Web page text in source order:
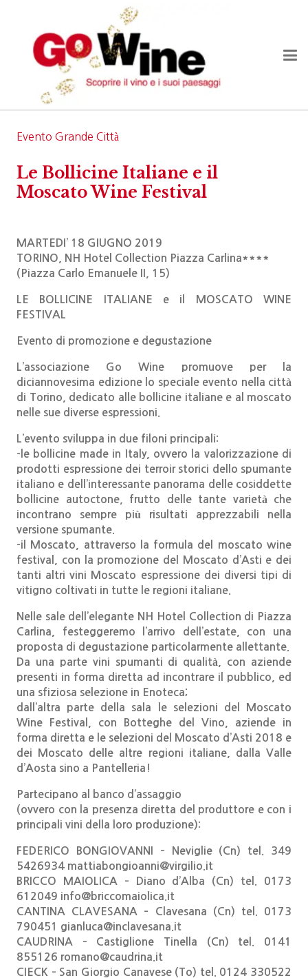
Evento Grande Città
Le Bollicine Italiane e il
Moscato Wine Festival
MARTEDI’ 18 GIUGNO 2019
TORINO, NH Hotel Collection Piazza Carlina****
(Piazza Carlo Emanuele II, 15)
LE BOLLICINE ITALIANE e il MOSCATO WINE
FESTIVAL
Evento di promozione e degustazione
L’associazione Go Wine promuove per la
diciannovesima edizione lo speciale evento nella città
di Torino, dedicato alle bollicine italiane e al moscato
nelle sue diverse espressioni.
L’evento sviluppa in due filoni principali:
-le bollicine made in Italy, ovvero la valorizzazione di
prodotti espressione dei terroir storici dello spumante
italiano e dell’interessante panorama delle cosiddette
bollicine autoctone, frutto delle tante varietà che
incontrano sempre più risultati apprezzabili nella
versione spumante.
-il Moscato, attraverso la formula del moscato wine
festival, con la promozione del Moscato d’Asti e dei
tanti altri vini Moscato espressione dei diversi tipi di
vitigno coltivati in tutte le regioni italiane.
Nelle sale dell’elegante NH Hotel Collection di Piazza
Carlina, festeggeremo l’arrivo dell’estate, con una
proposta di degustazione particolarmente allettante.
Da una parte vini spumanti di qualità, con aziende
presenti in forma diretta ad incontrare il pubblico, ed
una sfiziosa selezione in Enoteca;
dall’altra parte della sala le selezioni del Moscato
Wine Festival, con Botteghe del Vino, aziende in
forma diretta e le selezioni del Moscato d’Asti 2018 e
dei Moscato delle altre regioni italiane, dalla Valle
d’Aosta sino a Pantelleria!
Partecipano al banco d’assaggio
(ovvero con la presenza diretta del produttore e con i
principali vini della loro produzione):
FEDERICO BONGIOVANNI – Neviglie (Cn) tel. 349
5426934 mattiabongioanni@virgilio.it
BRICCO MAIOLICA – Diano d’Alba (Cn) tel. 0173
612049 info@briccomaiolica.it
CANTINA CLAVESANA – Clavesana (Cn) tel. 0173
790451 gianluca@inclavesana.it
CAUDRINA – Castiglione Tinella (Cn) tel. 0141
855126 romano@caudrina.it
CIECK – San Giorgio Canavese (To) tel. 0124 330522